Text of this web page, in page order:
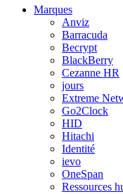
Marques
Anviz
Barracuda
Becrypt
BlackBerry
Cezanne HR
jours
Extreme
Go2Clock
HID
Hitachi
Identité
ievo
OneSpan
Ressources